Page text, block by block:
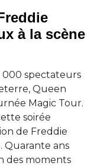
à la scène
000 spectateurs
Queen
Magic Tour.
soirée
de Freddie
Quarante ans
des moments